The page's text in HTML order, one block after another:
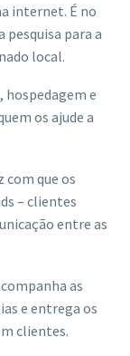
internet. É no
para a
local.
hospedagem e
os ajude a
com que os
– clientes
entre as
as
e entrega os
clientes.